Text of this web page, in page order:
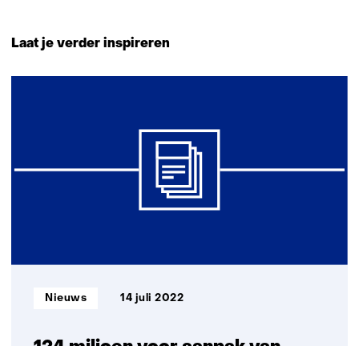
(Neem
ons
op)
Laat je verder inspireren
6
t/m
Informatietype:
Nieuws 14 juli 2022